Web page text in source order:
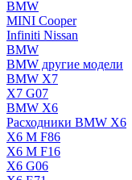
BMW
MINI Cooper
Infiniti Nissan
BMW
BMW другие модели
BMW X7
X7 G07
BMW X6
Расходники BMW X6
X6 M F86
X6 M F16
X6 G06